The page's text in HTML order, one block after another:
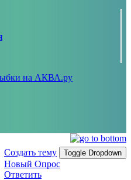
Создать тему
Toggle Dropdown
Новый Опрос
Ответить